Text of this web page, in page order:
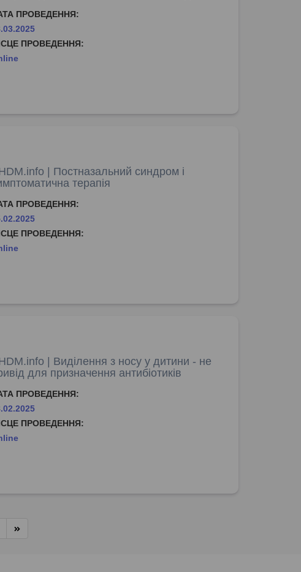
ПРОВЕДЕННЯ:
ПРОВЕДЕННЯ:
| Постназальний синдром і
терапія
ПРОВЕДЕННЯ:
ПРОВЕДЕННЯ:
| Виділення з носу у дитини - не
для призначення антибіотиків
ПРОВЕДЕННЯ:
ПРОВЕДЕННЯ: